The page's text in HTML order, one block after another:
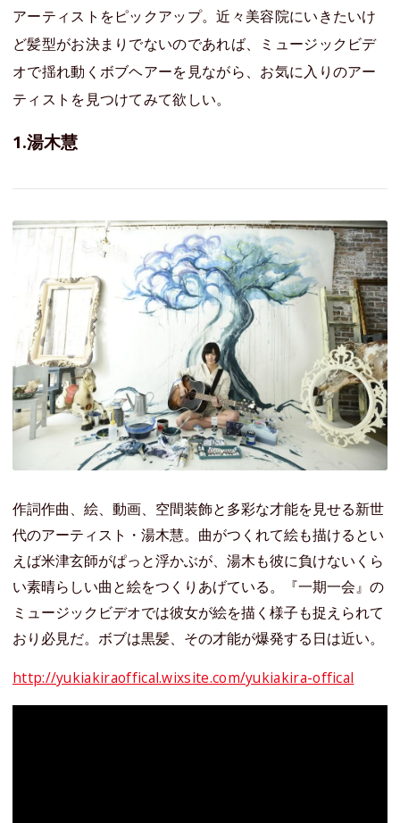
アーティストをピックアップ。近々美容院にいきたいけ
ど髪型がお決まりでないのであれば、ミュージックビデ
オで揺れ動くボブヘアーを見ながら、お気に入りのアー
ティストを見つけてみて欲しい。
1.湯木慧
作詞作曲、絵、動画、空間装飾と多彩な才能を見せる新世
代のアーティスト・湯木慧。曲がつくれて絵も描けるとい
えば米津玄師がぱっと浮かぶが、湯木も彼に負けないくら
い素晴らしい曲と絵をつくりあげている。『一期一会』の
ミュージックビデオでは彼女が絵を描く様子も捉えられて
おり必見だ。ボブは黒髪、その才能が爆発する日は近い。
http://yukiakiraoffical.wixsite.com/yukiakira-offical